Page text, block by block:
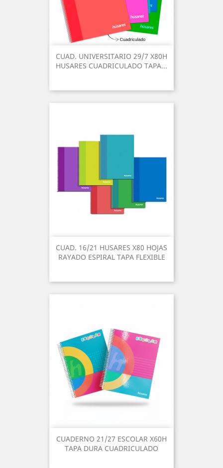
CUAD. UNIVERSITARIO 29/7 X80H
HUSARES CUADRICULADO TAPA...
CUAD. 16/21 HUSARES X80 HOJAS
RAYADO ESPIRAL TAPA FLEXIBLE
CUADERNO 21/27 ESCOLAR X60H
TAPA DURA CUADRICULADO